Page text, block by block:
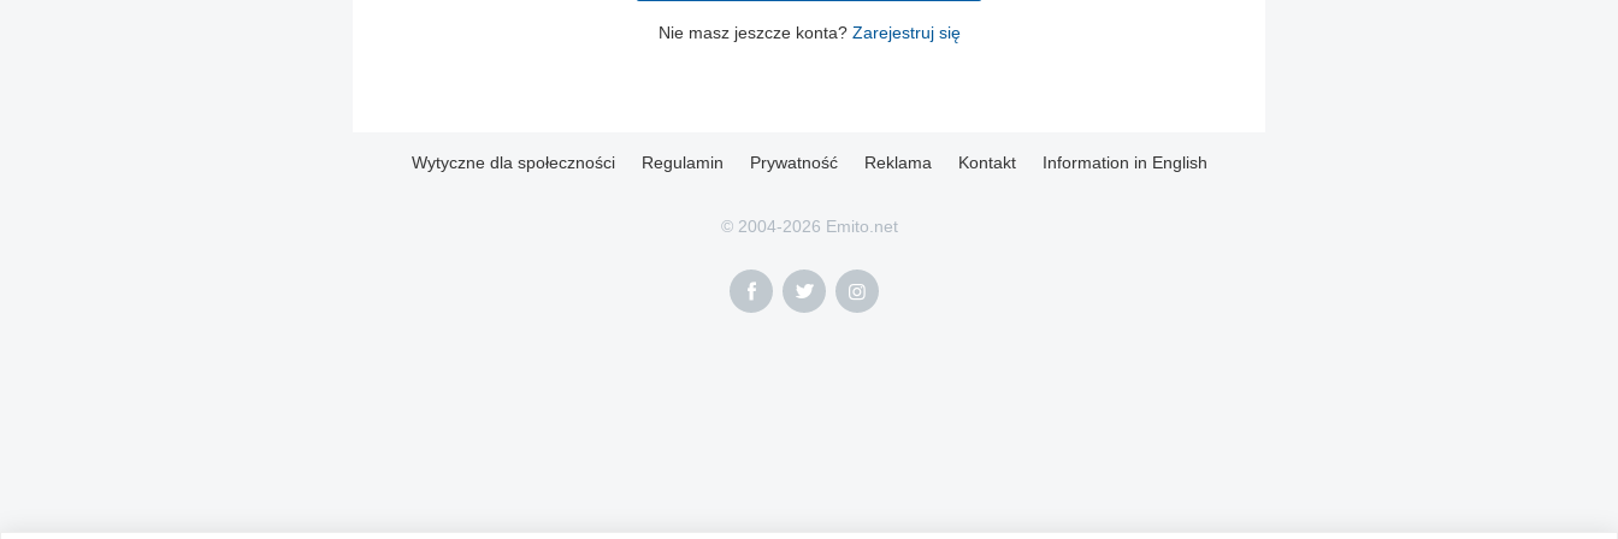
Nie masz jeszcze konta? Zarejestruj się
Wytyczne dla społeczności Regulamin Prywatność Reklama Kontakt Information in English
© 2004-2026 Emito.net